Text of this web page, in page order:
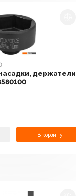
держатели
В корзину